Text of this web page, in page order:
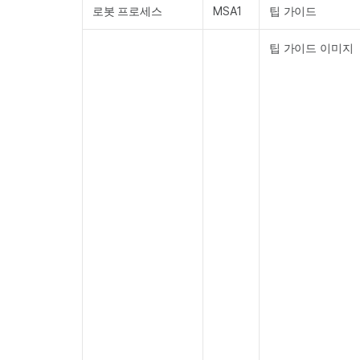
로봇 프로세스 MSA1 팁 가이드
팁 가이드 이미지